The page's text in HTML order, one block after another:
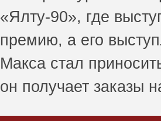
«Ялту-90», где
премию, а его
Макса стал
он получает заказы